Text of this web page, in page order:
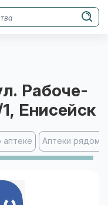
Рабоче-
, Енисейск
аптеке Аптеки рядом